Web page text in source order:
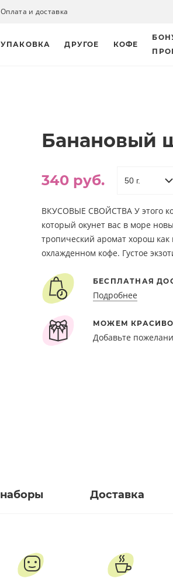
Оплата и доставка
УПАКОВКА ДРУГОЕ КОФЕ
Банановый
340 руб.
ВКУСОВЫЕ СВОЙСТВА У этого
который окунет вас в море
тропический аромат хорош как
охлажденном кофе. Густое
БЕСПЛАТНАЯ
Подробнее
МОЖЕМ
Добавьте
Доставка